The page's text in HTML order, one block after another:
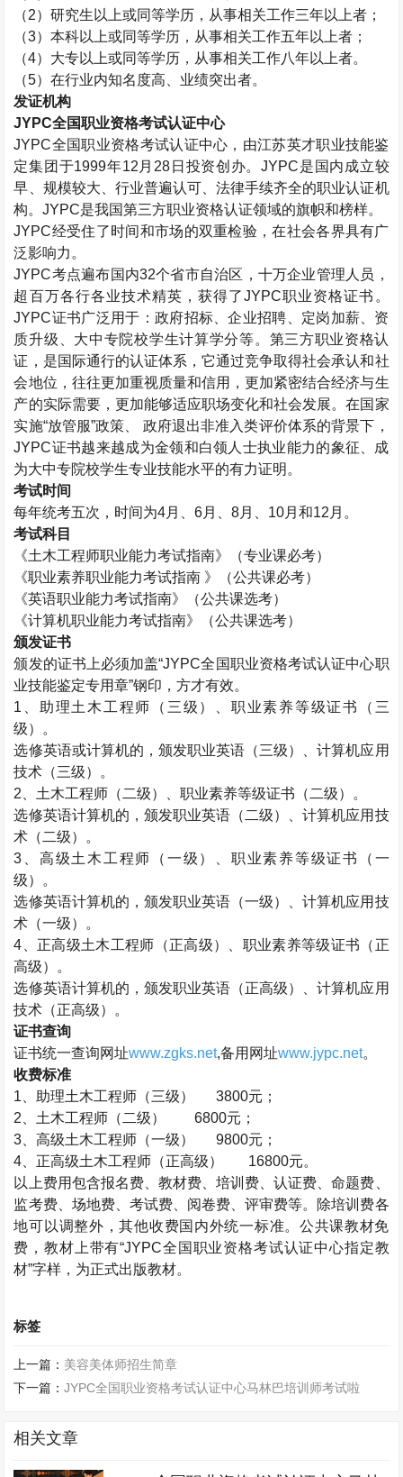
（2）研究生以上或同等学历，从事相关工作三年以上者；
（3）本科以上或同等学历，从事相关工作五年以上者；
（4）大专以上或同等学历，从事相关工作八年以上者。
（5）在行业内知名度高、业绩突出者。
发证机构
JYPC全国职业资格考试认证中心
JYPC全国职业资格考试认证中心，由江苏英才职业技能鉴
定集团于1999年12月28日投资创办。JYPC是国内成立较
早、规模较大、行业普遍认可、法律手续齐全的职业认证机
构。JYPC是我国第三方职业资格认证领域的旗帜和榜样。
JYPC经受住了时间和市场的双重检验，在社会各界具有广
泛影响力。
JYPC考点遍布国内32个省市自治区，十万企业管理人员，
超百万各行各业技术精英，获得了JYPC职业资格证书。
JYPC证书广泛用于：政府招标、企业招聘、定岗加薪、资
质升级、大中专院校学生计算学分等。第三方职业资格认
证，是国际通行的认证体系，它通过竞争取得社会承认和社
会地位，往往更加重视质量和信用，更加紧密结合经济与生
产的实际需要，更加能够适应职场变化和社会发展。在国家
实施“放管服”政策、 政府退出非准入类评价体系的背景下，
JYPC证书越来越成为金领和白领人士执业能力的象征、成
为大中专院校学生专业技能水平的有力证明。
考试时间
每年统考五次，时间为4月、6月、8月、10月和12月。
考试科目
《土木工程师职业能力考试指南》（专业课必考）
《职业素养职业能力考试指南 》（公共课必考）
《英语职业能力考试指南》（公共课选考）
《计算机职业能力考试指南》（公共课选考）
颁发证书
颁发的证书上必须加盖“JYPC全国职业资格考试认证中心职
业技能鉴定专用章”钢印，方才有效。
1、助理土木工程师
（三级）、职业素养等级证书（三
级）。
选修英语或计算机的，颁发职业英语（三级）、计算机应用
技术（三级）。
2、 土木工程师 （二级）、职业素养等级证书（二级）。
选修英语计算机的，颁发职业英语（二级）、计算机应用技
术（二级）。
3、高级土木工程师
（一级）、职业素养等级证书（一
级）。
选修英语计算机的，颁发职业英语（一级）、计算机应用技
术（一级）。
4、正高级土木工程师 （正高级）、职业素养等级证书（正
高级）。
选修英语计算机的，颁发职业英语（正高级）、计算机应用
技术（正高级）。
证书查询
证书统一查询网址www.zgks.net,备用网址www.jypc.net。
收费标准
1、助理土木工程师 （三级） 3800元；
2、 土木工程师 （二级） 6800元；
3、高级土木工程师 （一级） 9800元；
4、正高级土木工程师 （正高级）
16800元。
以上费用包含报名费、教材费、培训费、认证费、命题费、
监考费、场地费、考试费、阅卷费、评审费等。除培训费各
地可以调整外，其他收费国内外统一标准。公共课教材免
费，教材上带有“JYPC全国职业资格考试认证中心指定教
材”字样，为正式出版教材。
标签
上一篇： 美容美体师招生简章
下一篇：JYPC全国职业资格考试认证中心马林巴培训师考试啦
相关文章